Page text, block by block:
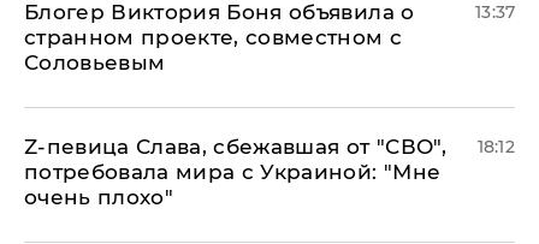
Блогер Виктория Боня объявила о
странном проекте, совместном с
Соловьевым
13:37
Z-певица Слава, сбежавшая от "СВО",
потребовала мира с Украиной: "Мне
очень плохо"
18:12